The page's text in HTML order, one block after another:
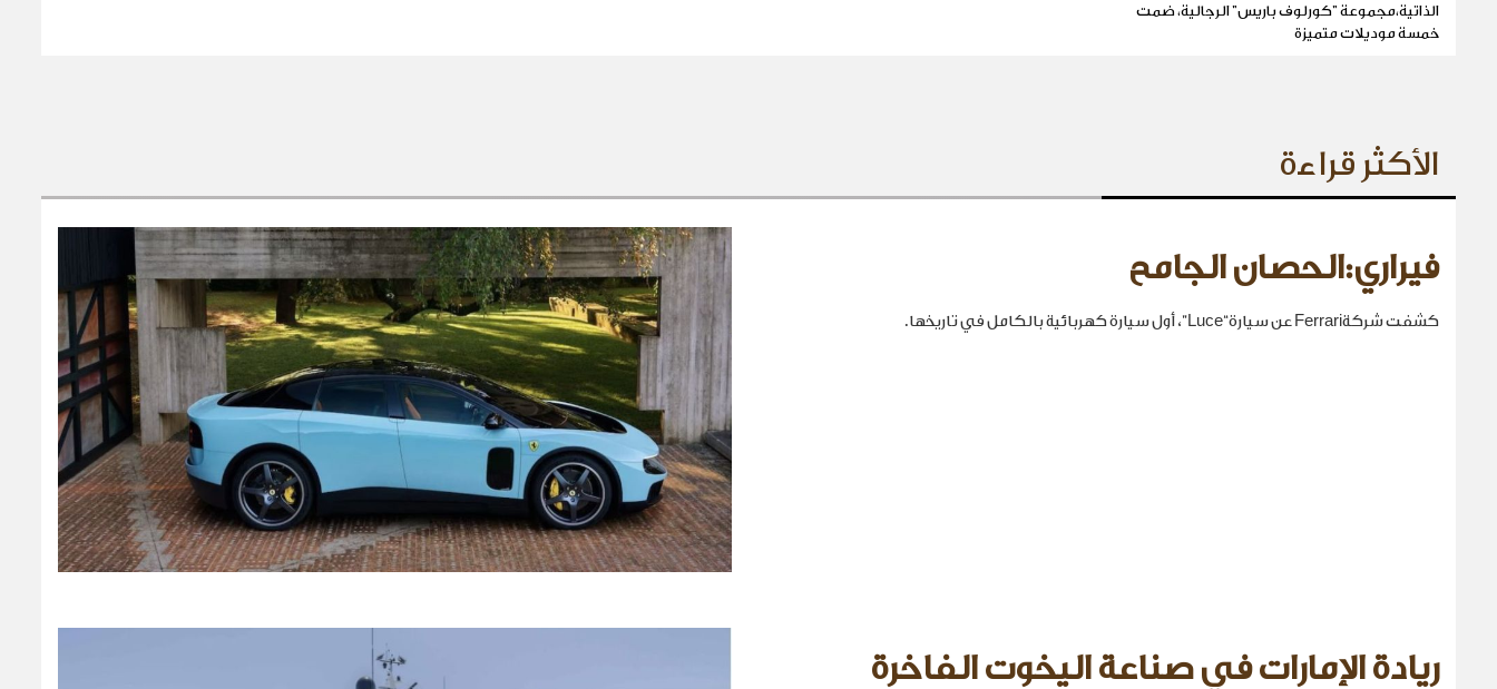
الذاتية،مجموعة "كورلوف باريس" الرجالية، ضمت
خمسة موديلات متميزة
الأكثر قراءة
فيراري:الحصان الجامح
كشفت شركةFerrari عن سيارة“Luce”، أول سيارة كهربائية بالكامل في تاريخها.
ريادة الإمارات في صناعة اليخوت الفاخرة